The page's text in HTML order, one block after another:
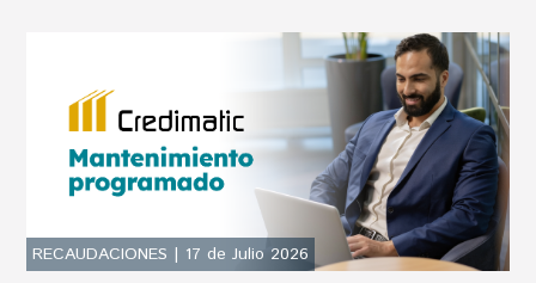
RECAUDACIONES | 17 de Julio 2026